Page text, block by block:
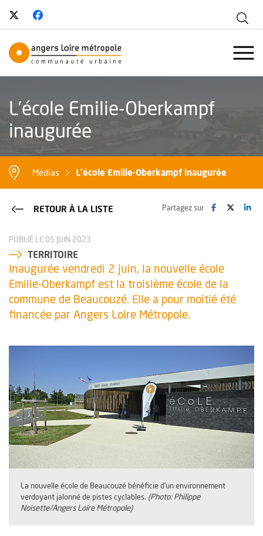
Suivez-nous sur Twitter
, Ouvre une nouvelle fenêtre
Angers Loire Métropole -
L’école Emilie-Oberkampf
inaugurée
Médias L’école Emilie-Oberkampf inaugurée
Partagez sur Facebook
, Ouvre une
Twitter
, ,
PUBLIÉ LE 05 JUIN 2023
TERRITOIRE
RETOUR À LA LISTE
Inaugurée vendredi 2 juin, la nouvelle école
Emilie-Oberkampf est la troisième école de la
commune de Beaucouzé. Elle a pour moitié été
financée par Angers Loire Métropole.
La nouvelle école de Beaucouzé bénéficie d’un environnement
verdoyant jalonné de pistes cyclables. (Photo: Philippe
Noisette/Angers Loire Métropole)